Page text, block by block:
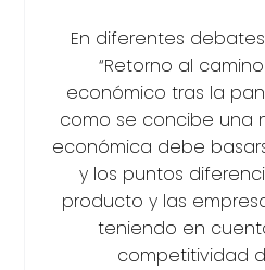
En diferentes
“Retorno al
económico tras la
como se concibe una
económica debe
y los puntos
producto y las
teniendo en
competitividad